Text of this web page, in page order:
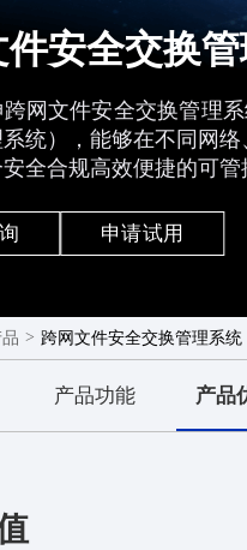
件安全交换
网文件安全交换管理
统），能够在不同网络
全合规高效便捷的可管
动对流转的文件进行病毒
安全检查结果自动触发
之间的复杂交换规则，
融、军工、政法、党政
申请试用
> 跨网文件安全交换管理系统
产品功能 产品